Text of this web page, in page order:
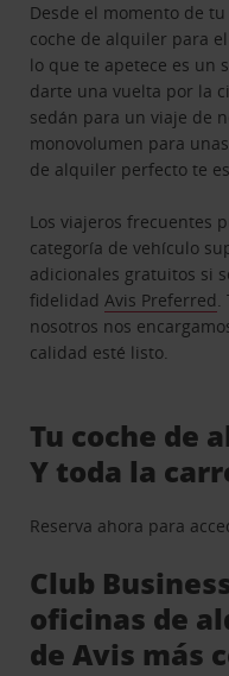
Desde el momento de
coche de alquiler para
lo que te apetece es un
darte una vuelta por la
sedán para un viaje de
monovolumen para
de alquiler perfecto te
Los viajeros frecuentes
categoría de vehículo
adicionales gratuitos si
fidelidadAvis Preferred.
nosotros nos
calidad esté listo.
Tu coche de
Y toda la
Reserva ahora para
Club
oficinas de
de Avis más